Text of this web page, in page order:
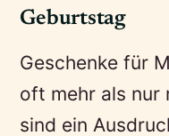
Geburtstag
Geschenke für
oft mehr als nur
sind ein